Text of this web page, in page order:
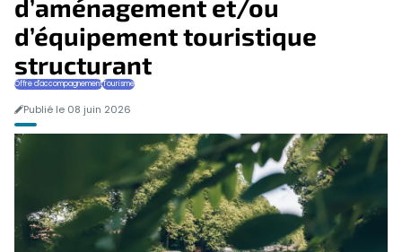
d’aménagement et/ou
d’équipement touristique
structurant
Offre d'accompagnementTourisme
Publié le 08 juin 2026